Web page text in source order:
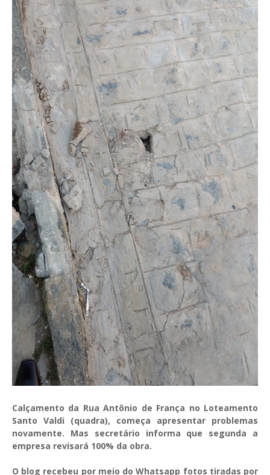
Calçamento da Rua Antônio de França no Loteamento
Santo Valdi (quadra), começa apresentar problemas
novamente. Mas secretário informa que segunda a
empresa revisará 100% da obra.
O blog recebeu por meio do Whatsapp fotos tiradas por